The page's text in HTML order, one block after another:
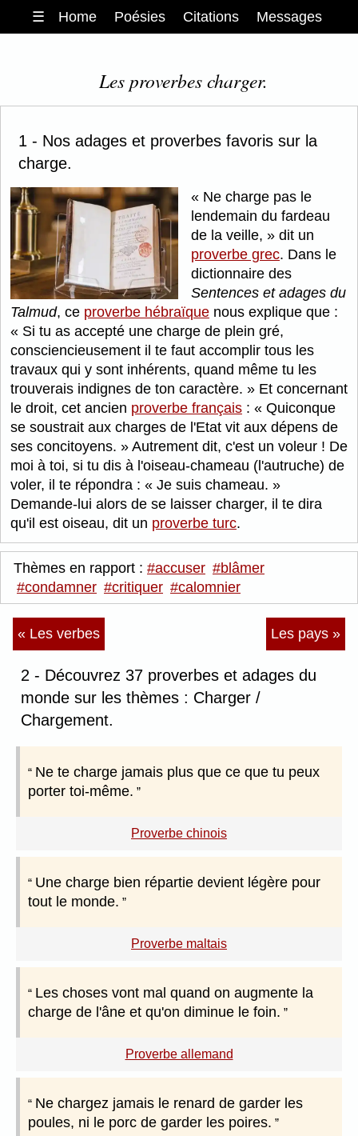
☰ Home Poésies Citations Messages
Les proverbes charger.
1 - Nos adages et proverbes favoris sur la
charge.
Ne charge pas le
lendemain du fardeau
de la veille,
dit un
proverbe grec. Dans le
dictionnaire des
Sentences et adages du
Talmud, ce proverbe hébraïque nous explique que :
Si tu as accepté une charge de plein gré,
consciencieusement il te faut accomplir tous les
travaux qui y sont inhérents, quand même tu les
trouverais indignes de ton caractère.
Et concernant
le droit, cet ancien proverbe français :
Quiconque
se soustrait aux charges de l'Etat vit aux dépens de
ses concitoyens.
Autrement dit, c'est un voleur ! De
moi à toi, si tu dis à l'oiseau-chameau (l'autruche) de
voler, il te répondra : « Je suis chameau. »
Demande-lui alors de se laisser charger, il te dira
qu'il est oiseau, dit un proverbe turc.
Thèmes en rapport : #accuser #blâmer
#condamner #critiquer #calomnier
« Les verbes Les pays »
2 - Découvrez 37 proverbes et adages du
monde sur les thèmes : Charger /
Chargement.
Ne te charge jamais plus que ce que tu peux
porter toi-même.
Proverbe chinois
Une charge bien répartie devient légère pour
tout le monde.
Proverbe maltais
Les choses vont mal quand on augmente la
charge de l'âne et qu'on diminue le foin.
Proverbe allemand
Ne chargez jamais le renard de garder les
poules, ni le porc de garder les poires.